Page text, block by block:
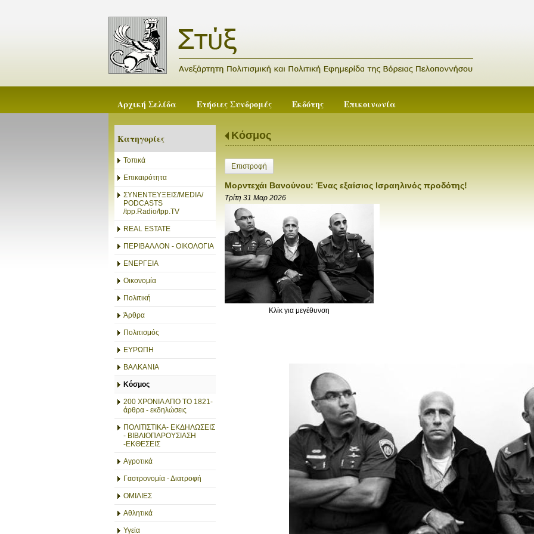
Αρχική Σελίδα Ετήσιες Συνδρομές Εκδότης Επικοινωνία
Κατηγορίες
Τοπικά
Επικαιρότητα
ΣΥΝΕΝΤΕΥΞΕΙΣ/MEDIA/
PODCASTS
/tpp.Radio/tpp.TV
REAL ESTATE
ΠΕΡΙΒΑΛΛΟΝ - ΟΙΚΟΛΟΓΙΑ
ΕΝΕΡΓΕΙΑ
Οικονομία
Πολιτική
Άρθρα
Πολιτισμός
ΕΥΡΩΠΗ
ΒΑΛΚΑΝΙΑ
Κόσμος
200 ΧΡΟΝΙΑ ΑΠΟ ΤΟ 1821-
άρθρα - εκδηλώσεις
ΠΟΛΙΤΙΣΤΙΚΑ- ΕΚΔΗΛΩΣΕΙΣ
- ΒΙΒΛΙΟΠΑΡΟΥΣΙΑΣΗ
-ΕΚΘΕΣΕΙΣ
Αγροτικά
Γαστρονομία - Διατροφή
ΟΜΙΛΙΕΣ
Αθλητικά
Υγεία
Κόσμος
Επιστροφή
Μορντεχάι Βανούνου: Ένας εξαίσιος Ισραηλινός προδότης!
Τρίτη 31 Μαρ 2026
Κλίκ για μεγέθυνση